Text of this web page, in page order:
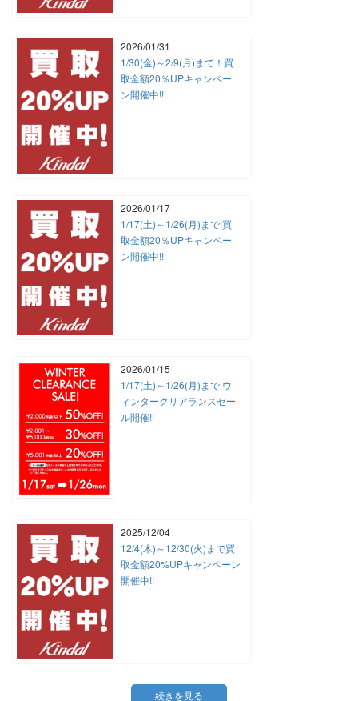
2026/01/31
1/30(金)～2/9(月)まで！買
取金額20％UPキャンペー
ン開催中!!
2026/01/17
1/17(土)～1/26(月)まで!買
取金額20％UPキャンペー
ン開催中!!
2026/01/15
1/17(土)～1/26(月)まで ウ
ィンタークリアランスセー
ル開催!!
2025/12/04
12/4(木)～12/30(火)まで買
取金額20%UPキャンペーン
開催中!!
続きを見る